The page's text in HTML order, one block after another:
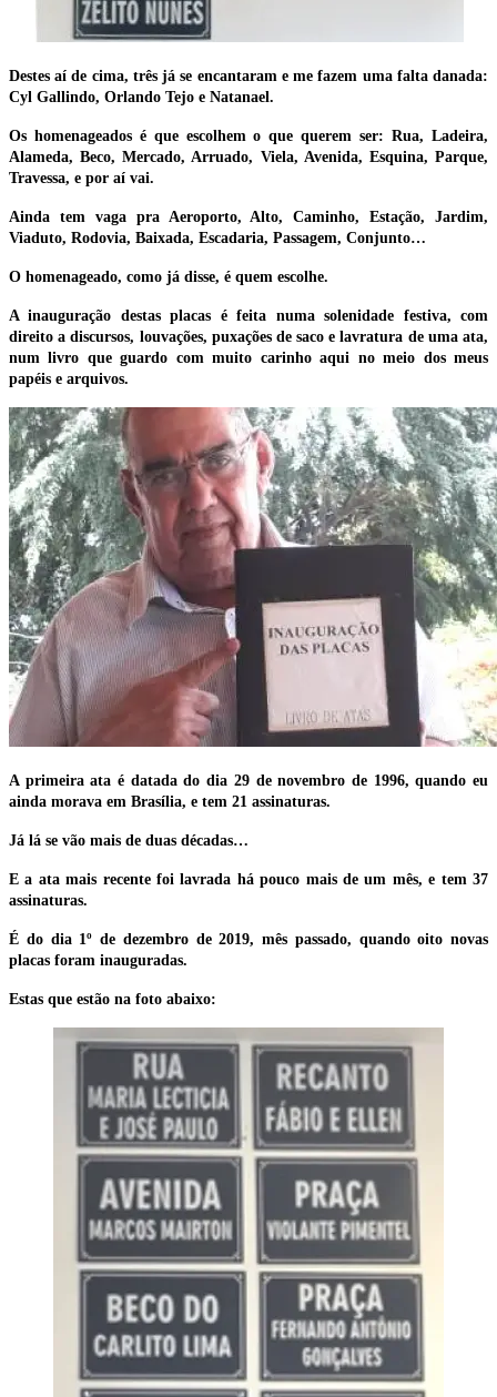
Destes aí de cima, três já se encantaram e me fazem uma falta danada:
Cyl Gallindo, Orlando Tejo e Natanael.
Os homenageados é que escolhem o que querem ser: Rua, Ladeira,
Alameda, Beco, Mercado, Arruado, Viela, Avenida, Esquina, Parque,
Travessa, e por aí vai.
Ainda tem vaga pra Aeroporto, Alto, Caminho, Estação, Jardim,
Viaduto, Rodovia, Baixada, Escadaria, Passagem, Conjunto…
O homenageado, como já disse, é quem escolhe.
A inauguração destas placas é feita numa solenidade festiva, com
direito a discursos, louvações, puxações de saco e lavratura de uma ata,
num livro que guardo com muito carinho aqui no meio dos meus
papéis e arquivos.
A primeira ata é datada do dia 29 de novembro de 1996, quando eu
ainda morava em Brasília, e tem 21 assinaturas.
Já lá se vão mais de duas décadas…
E a ata mais recente foi lavrada há pouco mais de um mês, e tem 37
assinaturas.
É do dia 1º de dezembro de 2019, mês passado, quando oito novas
placas foram inauguradas.
Estas que estão na foto abaixo: